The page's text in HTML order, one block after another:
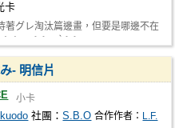
卡
著グレ淘汰篇邊畫，但要是哪邊不在
- 明信片
小卡
社團：S.B.O 合作作者： L.F.